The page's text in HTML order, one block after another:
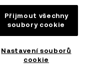
Přijmout všechny
soubory cookie
Nastavení souborů
cookie